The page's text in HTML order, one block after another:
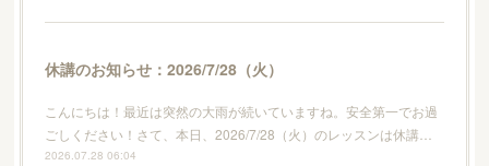
休講のお知らせ：2026/7/28（火）
こんにちは！最近は突然の大雨が続いていますね。安全第一でお過
ごしください！さて、本日、2026/7/28（火）のレッスンは休講…
2026.07.28 06:04